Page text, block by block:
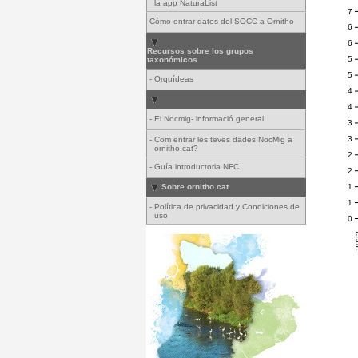
la app NaturaList
Cómo entrar datos del SOCC a Ornitho
Recursos sobre los grupos
taxonómicos
- Orquídeas
- El Nocmig- informació general
- Com entrar les teves dades NocMig a
ornitho.cat?
- Guía introductoria NFC
Sobre ornitho.cat
- Política de privacidad y Condiciones de
uso
0
1
1
2
2
3
3
4
4
5
5
6
6
7